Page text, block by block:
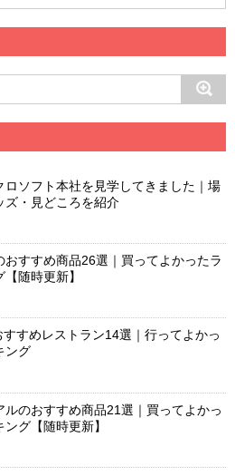
ロソフト本社を見学してきました｜場
ズ・見どころを紹介
おすすめ商品26選｜買ってよかったラ
【随時更新】
すすめレストラン14選｜行ってよかっ
ング
ルのおすすめ商品21選｜買ってよかっ
ング【随時更新】